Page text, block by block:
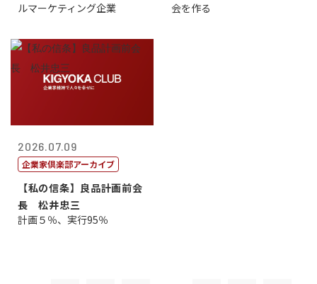
ルマーケティング企業
会を作る
2026.07.09
企業家倶楽部アーカイブ
【私の信条】良品計画前会
長 松井忠三
計画５％、実行95％